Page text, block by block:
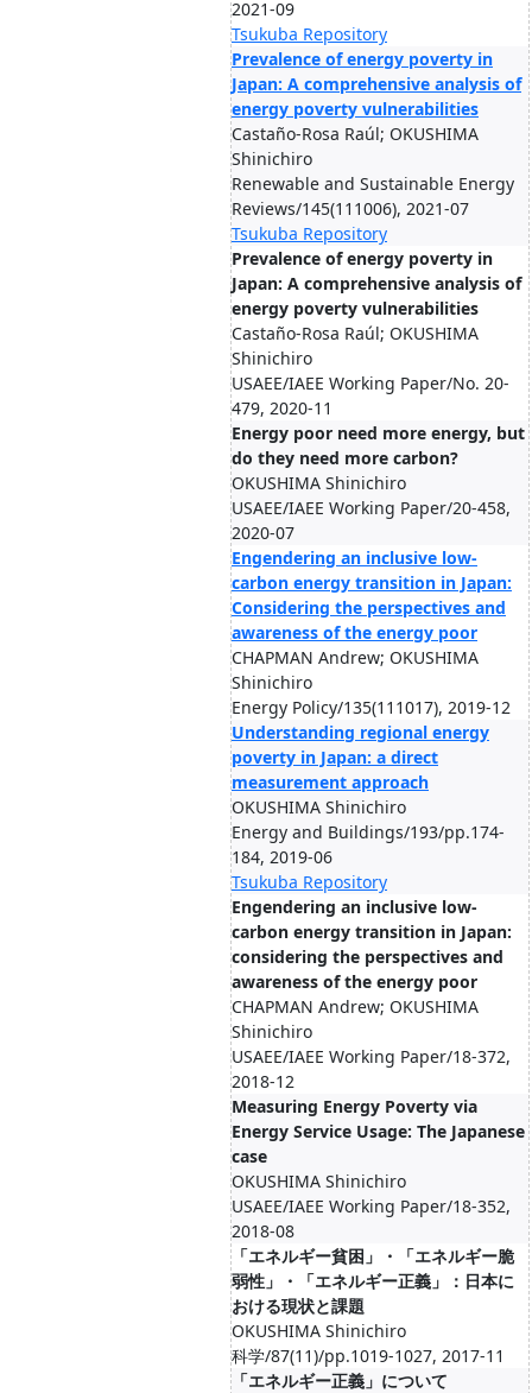
2021-09
Tsukuba Repository
Prevalence of energy poverty in
Japan: A comprehensive analysis of
energy poverty vulnerabilities
Castaño-Rosa Raúl; OKUSHIMA
Shinichiro
Renewable and Sustainable Energy
Reviews/145(111006), 2021-07
Tsukuba Repository
Prevalence of energy poverty in
Japan: A comprehensive analysis of
energy poverty vulnerabilities
Castaño-Rosa Raúl; OKUSHIMA
Shinichiro
USAEE/IAEE Working Paper/No. 20-
479, 2020-11
Energy poor need more energy, but
do they need more carbon?
OKUSHIMA Shinichiro
USAEE/IAEE Working Paper/20-458,
2020-07
Engendering an inclusive low-
carbon energy transition in Japan:
Considering the perspectives and
awareness of the energy poor
CHAPMAN Andrew; OKUSHIMA
Shinichiro
Energy Policy/135(111017), 2019-12
Understanding regional energy
poverty in Japan: a direct
measurement approach
OKUSHIMA Shinichiro
Energy and Buildings/193/pp.174-
184, 2019-06
Tsukuba Repository
Engendering an inclusive low-
carbon energy transition in Japan:
considering the perspectives and
awareness of the energy poor
CHAPMAN Andrew; OKUSHIMA
Shinichiro
USAEE/IAEE Working Paper/18-372,
2018-12
Measuring Energy Poverty via
Energy Service Usage: The Japanese
case
OKUSHIMA Shinichiro
USAEE/IAEE Working Paper/18-352,
2018-08
「エネルギー貧困」・「エネルギー脆
弱性」・「エネルギー正義」：日本に
おける現状と課題
OKUSHIMA Shinichiro
科学/87(11)/pp.1019-1027, 2017-11
「エネルギー正義」について